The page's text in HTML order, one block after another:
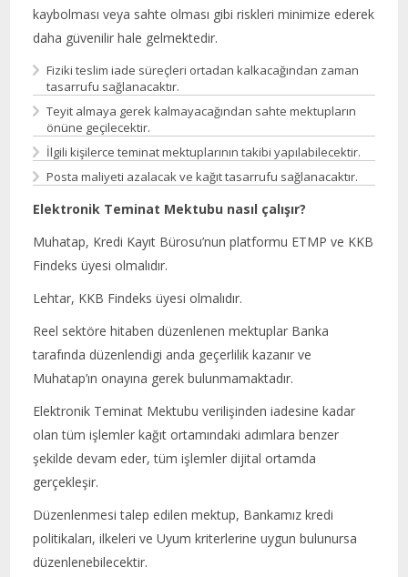
kaybolması veya sahte olması gibi riskleri minimize ederek
daha güvenilir hale gelmektedir.
Fiziki teslim iade süreçleri ortadan kalkacağından zaman
tasarrufu sağlanacaktır.
Teyit almaya gerek kalmayacağından sahte mektupların
önüne geçilecektir.
İlgili kişilerce teminat mektuplarının takibi yapılabilecektir.
Posta maliyeti azalacak ve kağıt tasarrufu sağlanacaktır.
Elektronik Teminat Mektubu nasıl çalışır?
Muhatap, Kredi Kayıt Bürosu’nun platformu ETMP ve KKB
Findeks üyesi olmalıdır.
Lehtar, KKB Findeks üyesi olmalıdır.
Reel sektöre hitaben düzenlenen mektuplar Banka
tarafında düzenlendigi anda geçerlilik kazanır ve
Muhatap’ın onayına gerek bulunmamaktadır.
Elektronik Teminat Mektubu verilişinden iadesine kadar
olan tüm işlemler kağıt ortamındaki adımlara benzer
şekilde devam eder, tüm işlemler dijital ortamda
gerçekleşir.
Düzenlenmesi talep edilen mektup, Bankamız kredi
politikaları, ilkeleri ve Uyum kriterlerine uygun bulunursa
düzenlenebilecektir.